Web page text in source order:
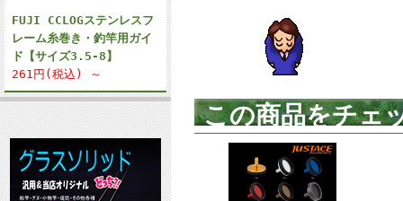
FUJI CCLOGステンレスフ
レーム糸巻き・釣竿用ガイ
ド【サイズ3.5-8】
261円(税込) ～
この商品をチェ